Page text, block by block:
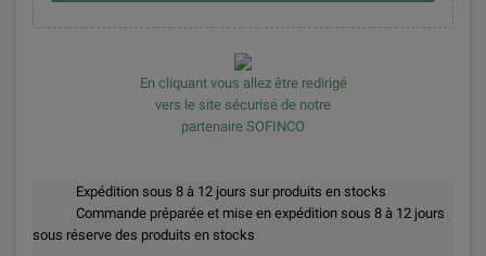
En cliquant vous allez être redirigé
vers le site sécurisé de notre
partenaire SOFINCO
Expédition sous 8 à 12 jours sur produits en stocks
Commande préparée et mise en expédition sous 8 à 12 jours
sous réserve des produits en stocks